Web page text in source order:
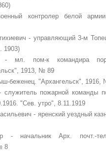
контролер белой
- управляющий 3-м
1903)
- мл. пом-к командира
1913, № 89
беженец. "Архангельск", 1916,
пожарной команды
"Сев. утро", 8.11.1919
- яренский уездный
- начальник Арх. почт.-
8